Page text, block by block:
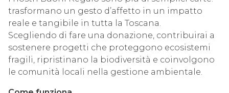
trasformano un gesto d’affetto in un impatto
reale e tangibile in tutta la Toscana.
Scegliendo di fare una donazione, contribuirai a
sostenere progetti che proteggono ecosistemi
fragili, ripristinano la biodiversità e coinvolgono
le comunità locali nella gestione ambientale.